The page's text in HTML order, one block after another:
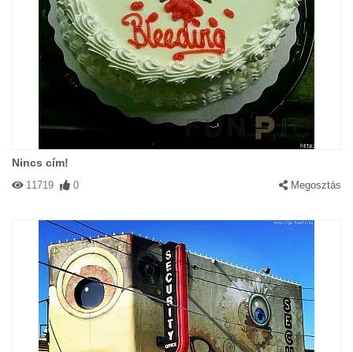
Nincs cím!
11719 0 Megosztás